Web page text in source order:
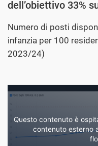
dell’obiettivo 33%
Numero di posti
infanzia per 100
2023/24)
Questo contenuto è
contenuto esterno